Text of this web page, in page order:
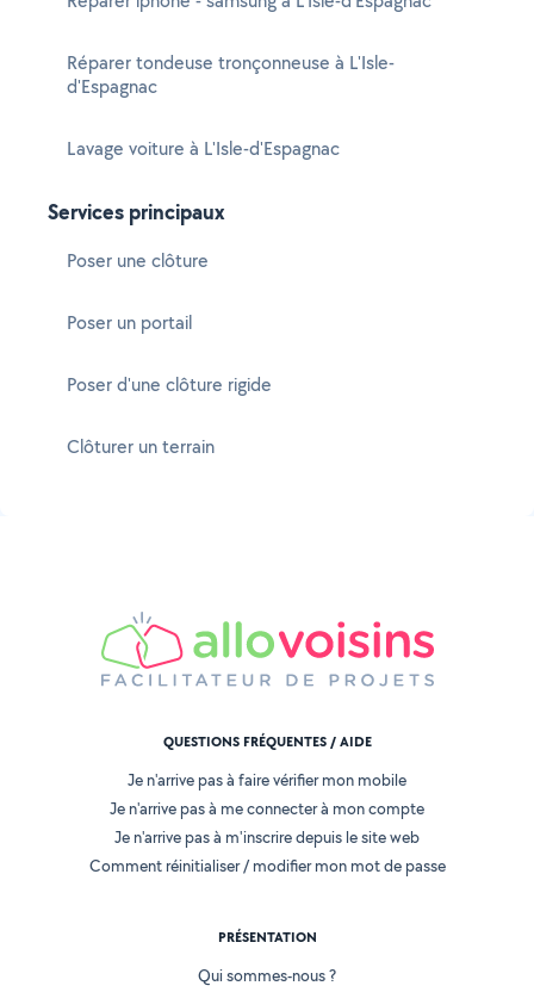
Réparer tondeuse tronçonneuse à L'Isle-
d'Espagnac
Lavage voiture à L'Isle-d'Espagnac
Services principaux
Poser une clôture
Poser un portail
Poser d'une clôture rigide
Clôturer un terrain
QUESTIONS FRÉQUENTES / AIDE
Je n'arrive pas à faire vérifier mon mobile
Je n'arrive pas à me connecter à mon compte
Je n'arrive pas à m'inscrire depuis le site web
Comment réinitialiser / modifier mon mot de passe
PRÉSENTATION
Qui sommes-nous ?